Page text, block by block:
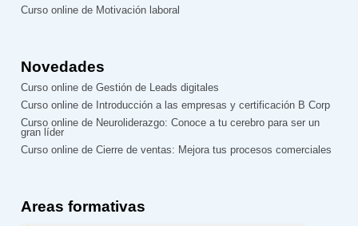
Curso online de Motivación laboral
Novedades
Curso online de Gestión de Leads digitales
Curso online de Introducción a las empresas y certificación B Corp
Curso online de Neuroliderazgo: Conoce a tu cerebro para ser un
gran líder
Curso online de Cierre de ventas: Mejora tus procesos comerciales
Areas formativas